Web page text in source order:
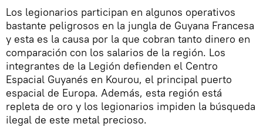
Los legionarios participan en algunos operativos
bastante peligrosos en la jungla de Guyana Francesa
y esta es la causa por la que cobran tanto dinero en
comparación con los salarios de la región. Los
integrantes de la Legión defienden el Centro
Espacial Guyanés en Kourou, el principal puerto
espacial de Europa. Además, esta región está
repleta de oro y los legionarios impiden la búsqueda
ilegal de este metal precioso.